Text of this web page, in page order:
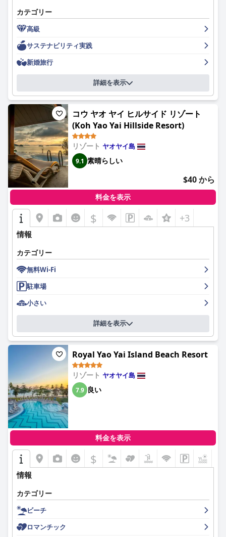
カテゴリー
高級
サステナビリティ実践
新婚旅行
詳細を表示
コウ ヤオ ヤイ ヒルサイド リゾート
(Koh Yao Yai Hillside Resort)
リゾート ヤオヤイ島
9.1 素晴らしい
$40 から
料金を表示
$ +3
情報
カテゴリー
無料Wi-Fi
駐車場
小さい
詳細を表示
Royal Yao Yai Island Beach Resort
リゾート ヤオヤイ島
7.9 良い
料金を表示
$
情報
カテゴリー
ビーチ
ロマンチック